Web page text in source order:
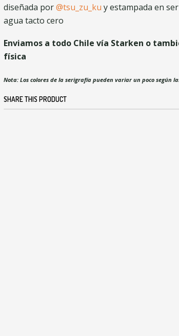
diseñada por@tsu_zu_ku y estampada en
agua tacto cero
Enviamos a todo Chile vía Starken o
física
Nota: Los colores de la serigrafía pueden variar un poco según
SHARE THIS PRODUCT